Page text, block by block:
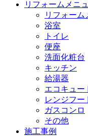
リフォームメニ
リフォーム
浴室
トイレ
便座
洗面化粧台
キッチン
給湯器
エコキュー
レンジフー
ガスコンロ
その他
施工事例